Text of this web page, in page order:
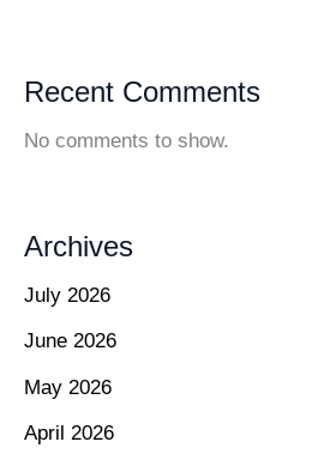
Recent Comments
No comments to show.
Archives
July 2026
June 2026
May 2026
April 2026